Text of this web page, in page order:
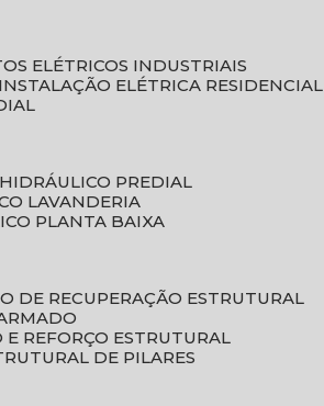
ELÉTRICOS INDUSTRIAIS
INSTALAÇÃO ELÉTRICA RESIDENCIAL
HIDRÁULICO PREDIAL
LAVANDERIA
PLANTA BAIXA
DE RECUPERAÇÃO ESTRUTURAL
E REFORÇO ESTRUTURAL
DE PILARES